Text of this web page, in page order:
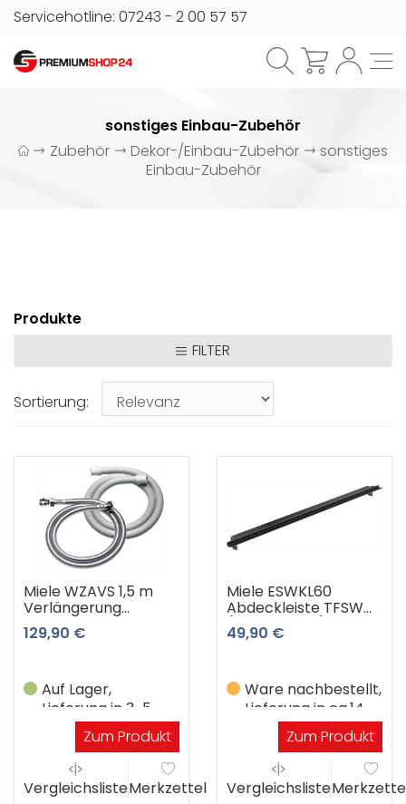
Servicehotline: 07243 - 2 00 57 57
sonstiges Einbau-Zubehör
Zubehör
Dekor-/Einbau-Zubehör
sonstiges
Einbau-Zubehör
Produkte
FILTER
Sortierung:
Miele WZAVS 1,5 m
Verlängerung
Wasserzu- u. Ablauf
129,90 €
Auf Lager,
Lieferung in 3-5
Werktagen
Zum Produkt
VergleichslisteMerkzettel
Miele ESWKL60
Abdeckleiste TFSW
(Tiefschwarz)
49,90 €
Ware nachbestellt,
Lieferung in ca.14
Werktagen
Zum Produkt
Vergleichsliste